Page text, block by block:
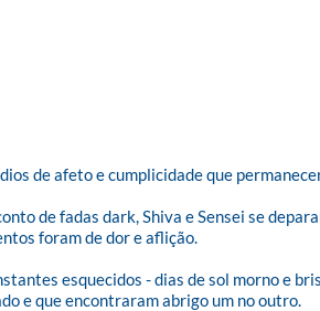
de afeto e cumplicidade que
de fadas dark, Shiva e Sensei se
foram de dor e aflição.
esquecidos - dias de sol morno e
e que encontraram abrigo um no outro.